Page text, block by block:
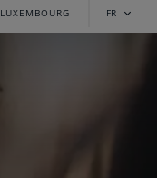
LUXEMBOURG FR